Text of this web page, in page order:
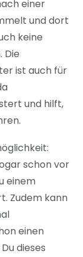
einer
und dort
keine
Die
ist auch für
und hilft,
schon vor
einem
Zudem kann
einen
dieses